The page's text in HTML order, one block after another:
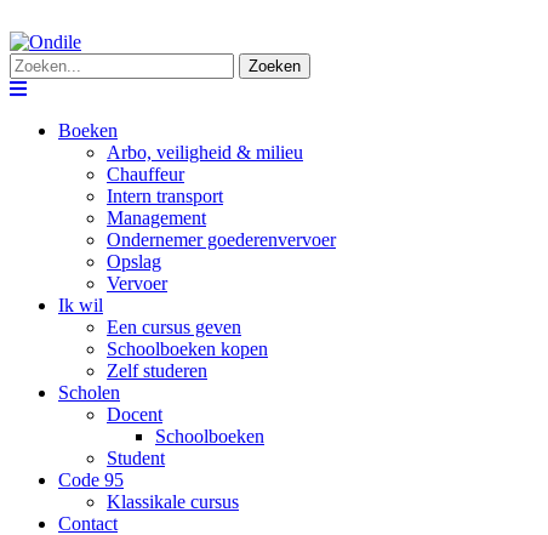
Zoeken
Navigation
Boeken
Arbo, veiligheid & milieu
Chauffeur
Intern transport
Management
Ondernemer goederenvervoer
Opslag
Vervoer
Ik wil
Een cursus geven
Schoolboeken kopen
Zelf studeren
Scholen
Docent
Schoolboeken
Student
Code 95
Klassikale cursus
Contact